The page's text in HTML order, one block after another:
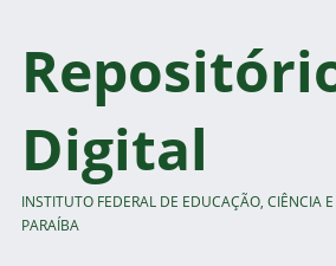
Digital
INSTITUTO FEDERAL DE EDUCAÇÃO, CIÊNCIA
PARAÍBA